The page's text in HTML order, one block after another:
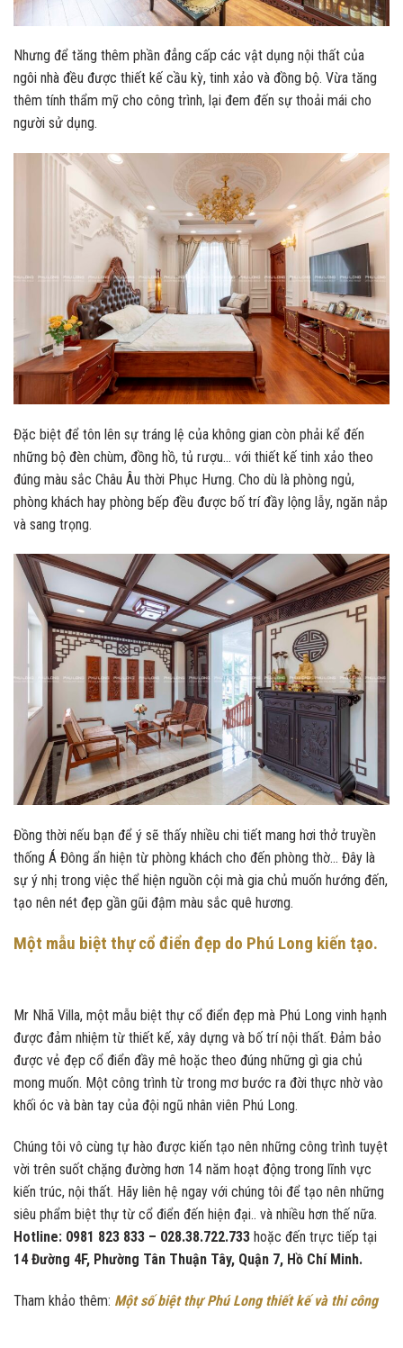
Nhưng để tăng thêm phần đẳng cấp các vật dụng nội thất của
ngôi nhà đều được thiết kế cầu kỳ, tinh xảo và đồng bộ. Vừa tăng
thêm tính thẩm mỹ cho công trình, lại đem đến sự thoải mái cho
người sử dụng.
Đặc biệt để tôn lên sự tráng lệ của không gian còn phải kể đến
những bộ đèn chùm, đồng hồ, tủ rượu… với thiết kế tinh xảo theo
đúng màu sắc Châu Âu thời Phục Hưng. Cho dù là phòng ngủ,
phòng khách hay phòng bếp đều được bố trí đầy lộng lẫy, ngăn nắp
và sang trọng.
Đồng thời nếu bạn để ý sẽ thấy nhiều chi tiết mang hơi thở truyền
thống Á Đông ẩn hiện từ phòng khách cho đến phòng thờ… Đây là
sự ý nhị trong việc thể hiện nguồn cội mà gia chủ muốn hướng đến,
tạo nên nét đẹp gần gũi đậm màu sắc quê hương.
Một mẫu biệt thự cổ điển đẹp do Phú Long kiến tạo.
Mr Nhã Villa, một mẫu biệt thự cổ điển đẹp mà Phú Long vinh hạnh
được đảm nhiệm từ thiết kế, xây dựng và bố trí nội thất. Đảm bảo
được vẻ đẹp cổ điển đầy mê hoặc theo đúng những gì gia chủ
mong muốn. Một công trình từ trong mơ bước ra đời thực nhờ vào
khối óc và bàn tay của đội ngũ nhân viên Phú Long.
Chúng tôi vô cùng tự hào được kiến tạo nên những công trình tuyệt
vời trên suốt chặng đường hơn 14 năm hoạt động trong lĩnh vực
kiến trúc, nội thất. Hãy liên hệ ngay với chúng tôi để tạo nên những
siêu phẩm biệt thự từ cổ điển đến hiện đại.. và nhiều hơn thế nữa.
Hotline: 0981 823 833 – 028.38.722.733 hoặc đến trực tiếp tại
14 Đường 4F, Phường Tân Thuận Tây, Quận 7, Hồ Chí Minh.
Tham khảo thêm: Một số biệt thự Phú Long thiết kế và thi công